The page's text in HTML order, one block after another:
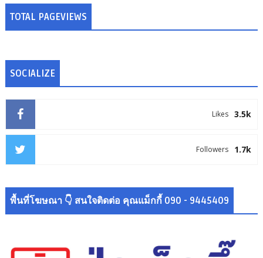
TOTAL PAGEVIEWS
SOCIALIZE
3.5k
Likes
1.7k
Followers
พื้นที่โฆษณา 👇 สนใจติดต่อ คุณแม็กกี้ 090 - 9445409